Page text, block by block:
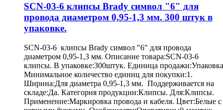
SCN-03-6 клипсы Brady символ "6" для
провода диаметром 0,95-1,3 мм. 300 штук в
упаковке.
SCN-03-6 клипсы Brady символ "6" для провода
диаметром 0,95-1,3 мм. Описание товара:SCN-03-6
клипсы. В упаковке:300штук. Единица
Минимальное количество единиц для покупки:1.
Ширина:Для диаметра 0,95-1,3 мм. Поддерживается на
складе:Да. Категория продукции:Клипсы. Для:Клипсы.
Применение:Маркировка провода и кабеля. Цвет:Белые с